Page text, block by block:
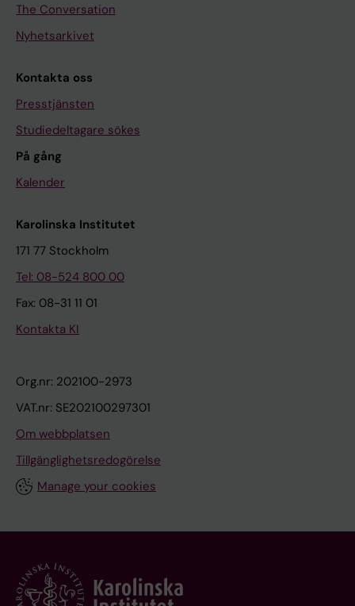
The Conversation
Nyhetsarkivet
Kontakta oss
Presstjänsten
Studiedeltagare sökes
På gång
Kalender
Karolinska Institutet
171 77 Stockholm
Tel: 08-524 800 00
Fax: 08-31 11 01
Kontakta KI
Org.nr: 202100-2973
VAT.nr: SE202100297301
Om webbplatsen
Tillgänglighetsredogörelse
Manage your cookies